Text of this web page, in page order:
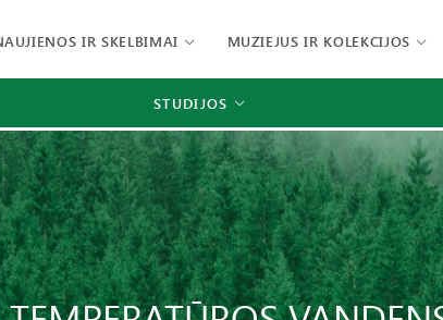
IR SKELBIMAI MUZIEJUS IR KOLEKCIJOS
STUDIJOS